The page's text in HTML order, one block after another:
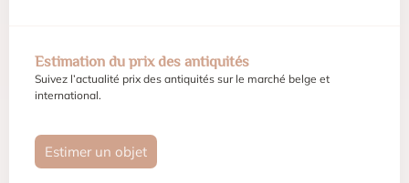
Estimation du prix des antiquités
Suivez l’actualité prix des antiquités sur le marché belge et
international.
Estimer un objet